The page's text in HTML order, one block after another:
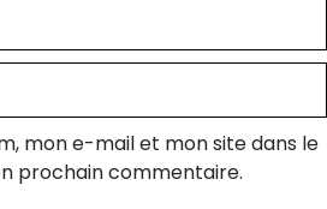
mon e-mail et mon site dans le
prochain commentaire.